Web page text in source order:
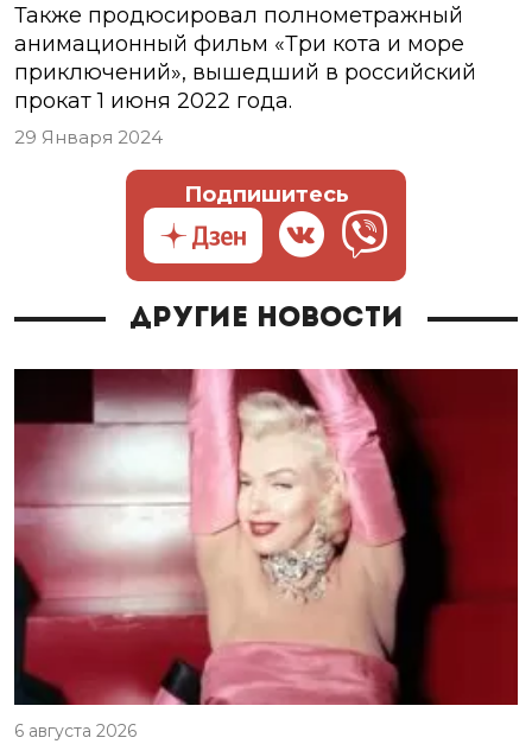
Также продюсировал полнометражный
анимационный фильм «Три кота и море
приключений», вышедший в российский
прокат 1 июня 2022 года.
29 Января 2024
Подпишитесь
Другие новости
6 августа 2026